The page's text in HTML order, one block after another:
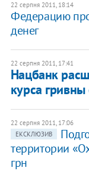
22 серпня 2011, 18:14
Федерацию
денег
22 серпня 2011, 17:41
Нацбанк
курса
22 серпня 2011, 17:06
ЕКСКЛЮЗИВ
территории
грн